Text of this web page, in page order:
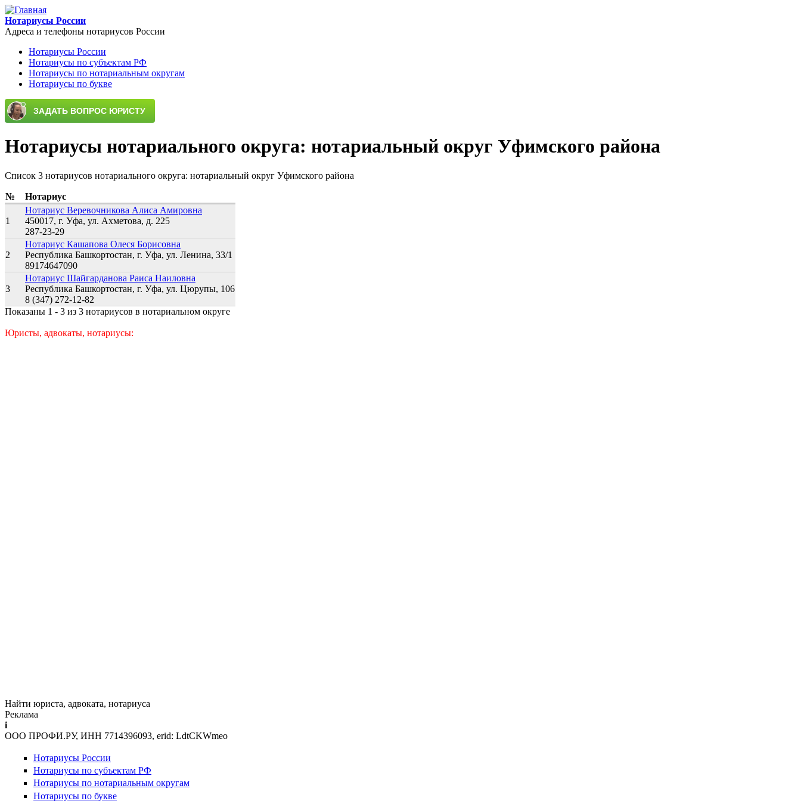
Перейти к основному содержанию
Нотариусы России
Адреса и телефоны нотариусов России
Main menu
Нотариусы России
Нотариусы по субъектам РФ
Нотариусы по нотариальным округам
Нотариусы по букве
Нотариусы нотариального округа: нотариальный округ Уфимского района
Список 3 нотариусов нотариального округа: нотариальный округ Уфимского района
№ Нотариус
1
Нотариус Веревочникова Алиса Амировна
450017, г. Уфа, ул. Ахметова, д. 225
287-23-29
2
Нотариус Кашапова Олеся Борисовна
Республика Башкортостан, г. Уфа, ул. Ленина, 33/1
89174647090
3
Нотариус Шайгарданова Раиса Наиловна
Республика Башкортостан, г. Уфа, ул. Цюрупы, 106
8 (347) 272-12-82
Показаны 1 - 3 из 3 нотариусов в нотариальном округе
Юристы, адвокаты, нотариусы:
Найти юриста, адвоката, нотариуса
Реклама
i
ООО ПРОФИ.РУ, ИНН 7714396093, erid: LdtCKWmeo
Нотариусы России
Нотариусы по субъектам РФ
Нотариусы по нотариальным округам
Нотариусы по букве